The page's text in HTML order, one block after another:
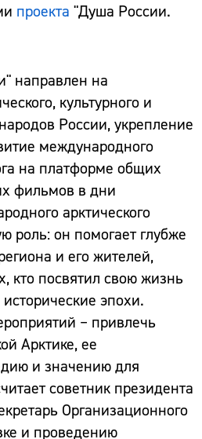
проекта "Душа России.
направлен на
культурного и
России, укрепление
международного
на платформе общих
фильмов в дни
арктического
роль: он помогает глубже
и его жителей,
кто посвятил свою жизнь
эпохи.
– привлечь
Арктике, ее
и значению для
советник президента
Организационного
и проведению